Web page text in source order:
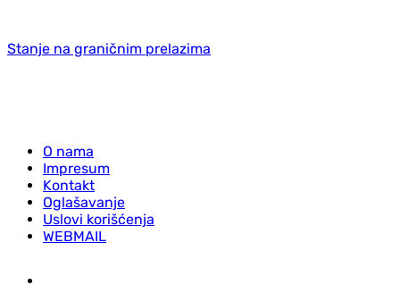
Stanje na graničnim prelazima
O nama
Impresum
Kontakt
Oglašavanje
Uslovi korišćenja
WEBMAIL